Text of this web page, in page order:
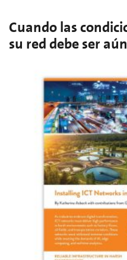
Cuando las
su red debe ser